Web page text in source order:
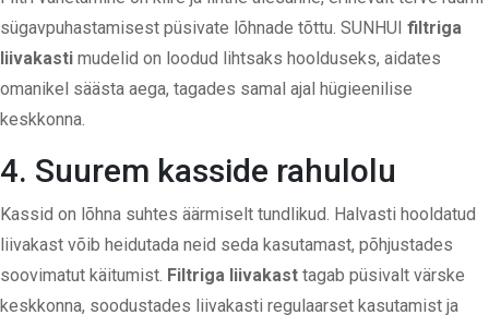
sügavpuhastamisest püsivate lõhnade tõttu. SUNHUI filtriga
liivakasti mudelid on loodud lihtsaks hoolduseks, aidates
omanikel säästa aega, tagades samal ajal hügieenilise
keskkonna.
4. Suurem kasside rahulolu
Kassid on lõhna suhtes äärmiselt tundlikud. Halvasti hooldatud
liivakast võib heidutada neid seda kasutamast, põhjustades
soovimatut käitumist. Filtriga liivakast tagab püsivalt värske
keskkonna, soodustades liivakasti regulaarset kasutamist ja